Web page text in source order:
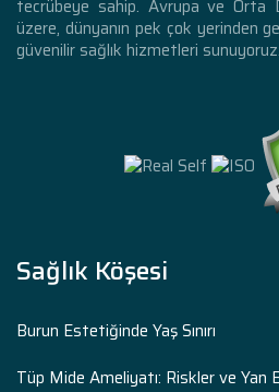
tecrübeye sahip. Avrupa ve Orta
üzere, dünyanın pek çok yerinden
güvenilir sağlık hizmetleri sunuyoruz.
Sağlık Köşesi
Burun Estetiğinde Yaş Sınırı
Tüp Mide Ameliyatı: Riskler ve Yan